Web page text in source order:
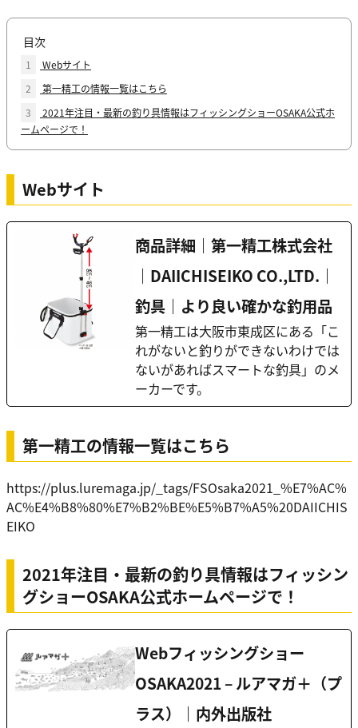
目次
1
Webサイト
2
第一精工の情報一覧はこちら
3
2021年注目・最新の釣り具情報はフィッシングショーOSAKA公式ホ
ームページで！
Webサイト
商品詳細｜第一精工株式会社
｜DAIICHISEIKO CO.,LTD.｜
釣具｜より良い確かな釣用品
第一精工は大阪市東成区にある「こ
れがないと釣りができないわけでは
ないがあればスマートな釣具」のメ
ーカーです。
第一精工の情報一覧はこちら
https://plus.luremaga.jp/_tags/FSOsaka2021_%E7%AC%
AC%E4%B8%80%E7%B2%BE%E5%B7%A5%20DAIICHIS
EIKO
2021年注目・最新の釣り具情報はフィッシン
グショーOSAKA公式ホームページで！
Webフィッシングショー
OSAKA2021 – ルアマガ＋（プ
ラス）｜内外出版社